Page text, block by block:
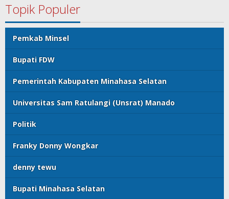
Topik Populer
Pemkab Minsel
Bupati FDW
Pemerintah Kabupaten Minahasa Selatan
Universitas Sam Ratulangi (Unsrat) Manado
Politik
Franky Donny Wongkar
denny tewu
Bupati Minahasa Selatan